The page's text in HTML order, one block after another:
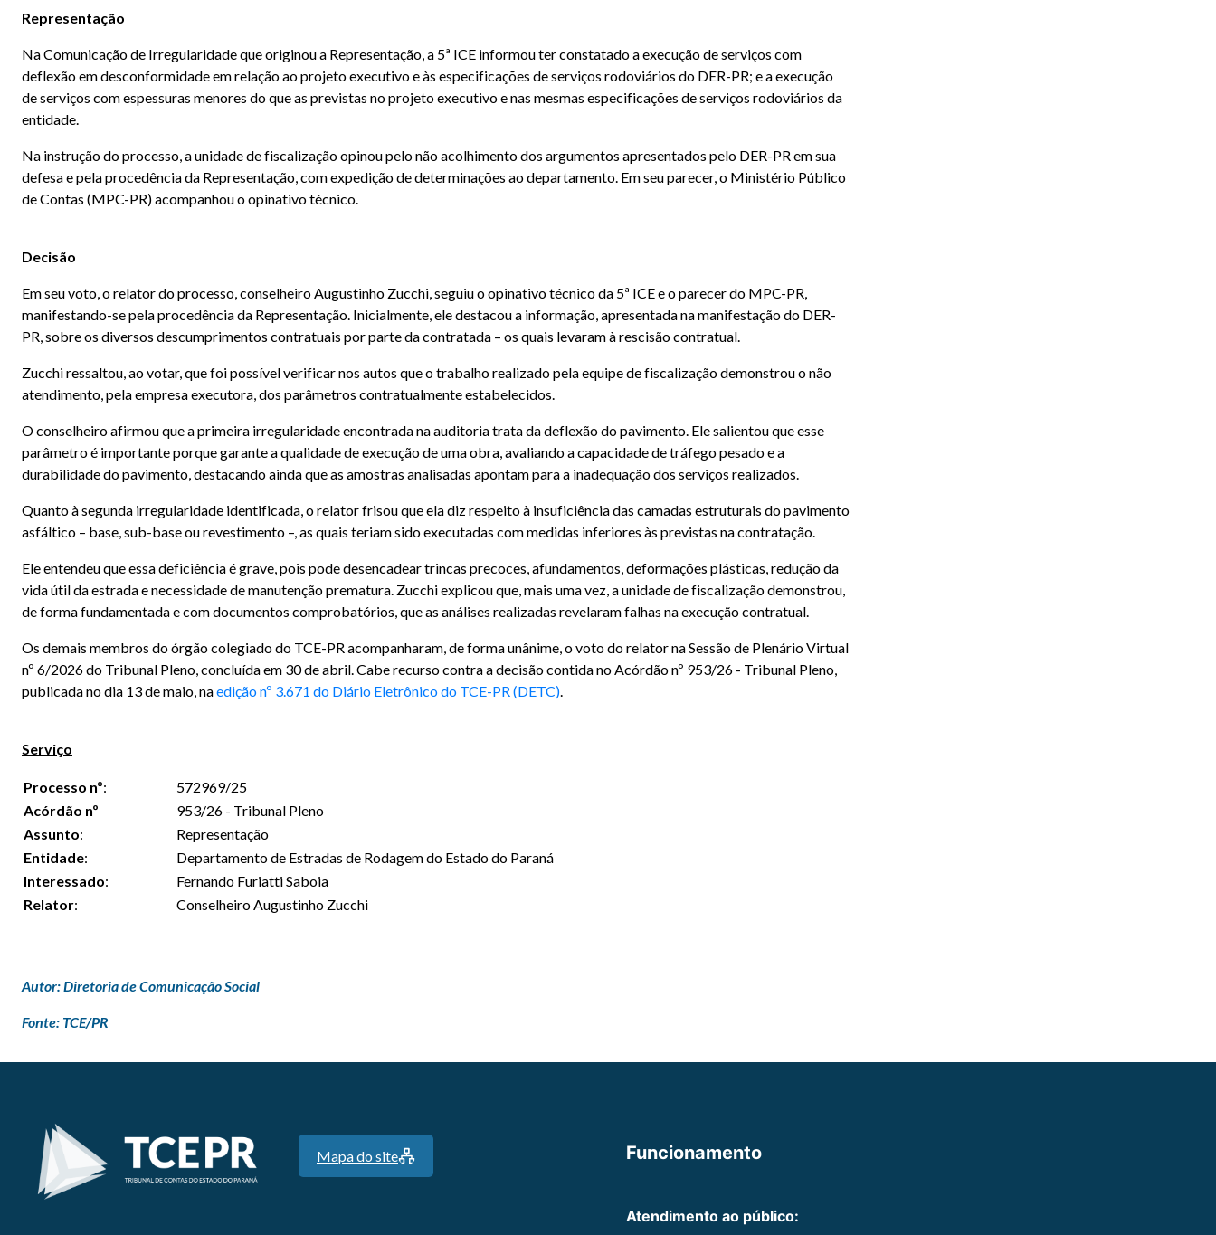
Representação
Na Comunicação de Irregularidade que originou a Representação, a 5ª ICE informou ter constatado a execução de serviços com
deflexão em desconformidade em relação ao projeto executivo e às especificações de serviços rodoviários do DER-PR; e a execução
de serviços com espessuras menores do que as previstas no projeto executivo e nas mesmas especificações de serviços rodoviários da
entidade.
Na instrução do processo, a unidade de fiscalização opinou pelo não acolhimento dos argumentos apresentados pelo DER-PR em sua
defesa e pela procedência da Representação, com expedição de determinações ao departamento. Em seu parecer, o Ministério Público
de Contas (MPC-PR) acompanhou o opinativo técnico.
Decisão
Em seu voto, o relator do processo, conselheiro Augustinho Zucchi, seguiu o opinativo técnico da 5ª ICE e o parecer do MPC-PR,
manifestando-se pela procedência da Representação. Inicialmente, ele destacou a informação, apresentada na manifestação do DER-
PR, sobre os diversos descumprimentos contratuais por parte da contratada – os quais levaram à rescisão contratual.
Zucchi ressaltou, ao votar, que foi possível verificar nos autos que o trabalho realizado pela equipe de fiscalização demonstrou o não
atendimento, pela empresa executora, dos parâmetros contratualmente estabelecidos.
O conselheiro afirmou que a primeira irregularidade encontrada na auditoria trata da deflexão do pavimento. Ele salientou que esse
parâmetro é importante porque garante a qualidade de execução de uma obra, avaliando a capacidade de tráfego pesado e a
durabilidade do pavimento, destacando ainda que as amostras analisadas apontam para a inadequação dos serviços realizados.
Quanto à segunda irregularidade identificada, o relator frisou que ela diz respeito à insuficiência das camadas estruturais do pavimento
asfáltico – base, sub-base ou revestimento –, as quais teriam sido executadas com medidas inferiores às previstas na contratação.
Ele entendeu que essa deficiência é grave, pois pode desencadear trincas precoces, afundamentos, deformações plásticas, redução da
vida útil da estrada e necessidade de manutenção prematura. Zucchi explicou que, mais uma vez, a unidade de fiscalização demonstrou,
de forma fundamentada e com documentos comprobatórios, que as análises realizadas revelaram falhas na execução contratual.
Os demais membros do órgão colegiado do TCE-PR acompanharam, de forma unânime, o voto do relator na Sessão de Plenário Virtual
nº 6/2026 do Tribunal Pleno, concluída em 30 de abril. Cabe recurso contra a decisão contida no Acórdão nº 953/26 - Tribunal Pleno,
publicada no dia 13 de maio, naedição nº 3.671 do Diário Eletrônico do TCE-PR (DETC).
Serviço
Processo nº:
572969/25
Acórdão nº
953/26 - Tribunal Pleno
Assunto:
Representação
Entidade:
Departamento de Estradas de Rodagem do Estado do Paraná
Interessado:
Fernando Furiatti Saboia
Relator: Conselheiro Augustinho Zucchi
Autor: Diretoria de Comunicação Social
Fonte: TCE/PR
Mapa do site Funcionamento
Atendimento ao público: